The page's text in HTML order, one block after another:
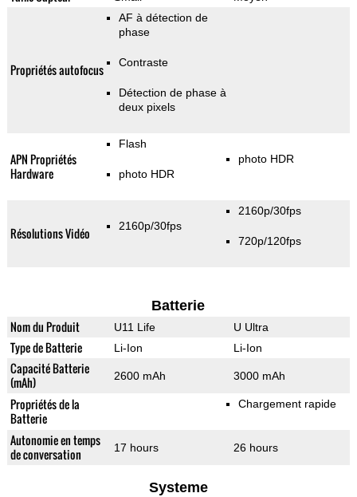
Propriétés autofocus
AF à détection de
phase
Contraste
Détection de phase à
deux pixels
APN Propriétés
Hardware
Flash
photo HDR
photo HDR
Résolutions Vidéo 2160p/30fps
2160p/30fps
720p/120fps
Batterie
Nom du Produit U11 Life U Ultra
Type de Batterie Li-Ion Li-Ion
Capacité Batterie
(mAh)
2600 mAh 3000 mAh
Propriétés de la
Batterie
Chargement rapide
Autonomie en temps
de conversation
17 hours 26 hours
Systeme